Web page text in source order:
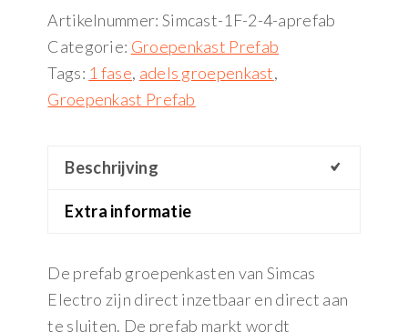
Artikelnummer: Simcast-1F-2-4-aprefab
Categorie: Groepenkast Prefab
Tags: 1 fase, adels groepenkast,
Groepenkast Prefab
Beschrijving
Extra informatie
De prefab groepenkasten van Simcas
Electro zijn direct inzetbaar en direct aan
te sluiten. De prefab markt wordt